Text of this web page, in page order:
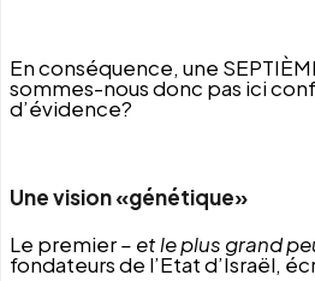
En conséquence, une
sommes-nous donc pas ici
d’évidence?
Une vision «génétique»
Le premier– et le plus grand
fondateurs de l’Etat d’Israël,